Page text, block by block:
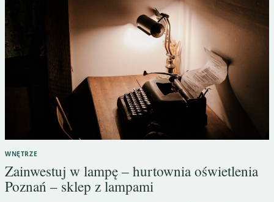
WNĘTRZE
Zainwestuj w lampę – hurtownia oświetlenia
Poznań – sklep z lampami